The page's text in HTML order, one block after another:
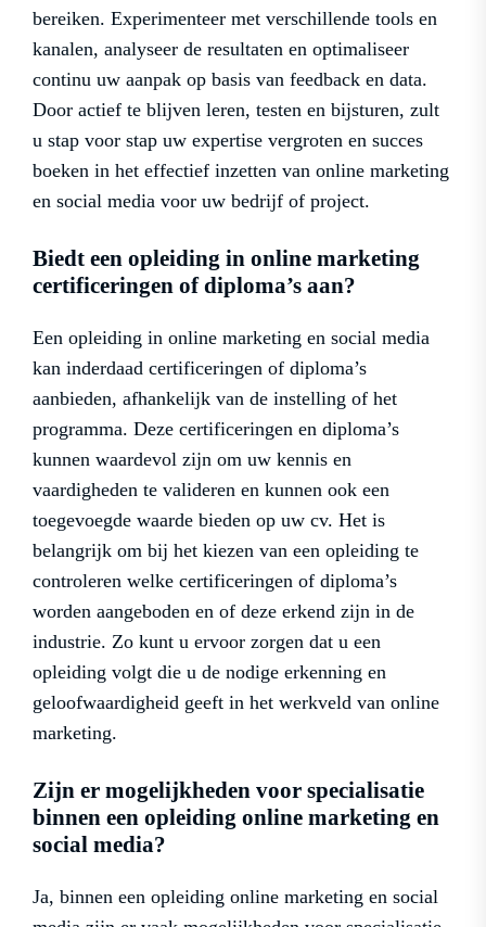
bereiken. Experimenteer met verschillende tools en
kanalen, analyseer de resultaten en optimaliseer
continu uw aanpak op basis van feedback en data.
Door actief te blijven leren, testen en bijsturen, zult
u stap voor stap uw expertise vergroten en succes
boeken in het effectief inzetten van online marketing
en social media voor uw bedrijf of project.
Biedt een opleiding in online marketing
certificeringen of diploma’s aan?
Een opleiding in online marketing en social media
kan inderdaad certificeringen of diploma’s
aanbieden, afhankelijk van de instelling of het
programma. Deze certificeringen en diploma’s
kunnen waardevol zijn om uw kennis en
vaardigheden te valideren en kunnen ook een
toegevoegde waarde bieden op uw cv. Het is
belangrijk om bij het kiezen van een opleiding te
controleren welke certificeringen of diploma’s
worden aangeboden en of deze erkend zijn in de
industrie. Zo kunt u ervoor zorgen dat u een
opleiding volgt die u de nodige erkenning en
geloofwaardigheid geeft in het werkveld van online
marketing.
Zijn er mogelijkheden voor specialisatie
binnen een opleiding online marketing en
social media?
Ja, binnen een opleiding online marketing en social